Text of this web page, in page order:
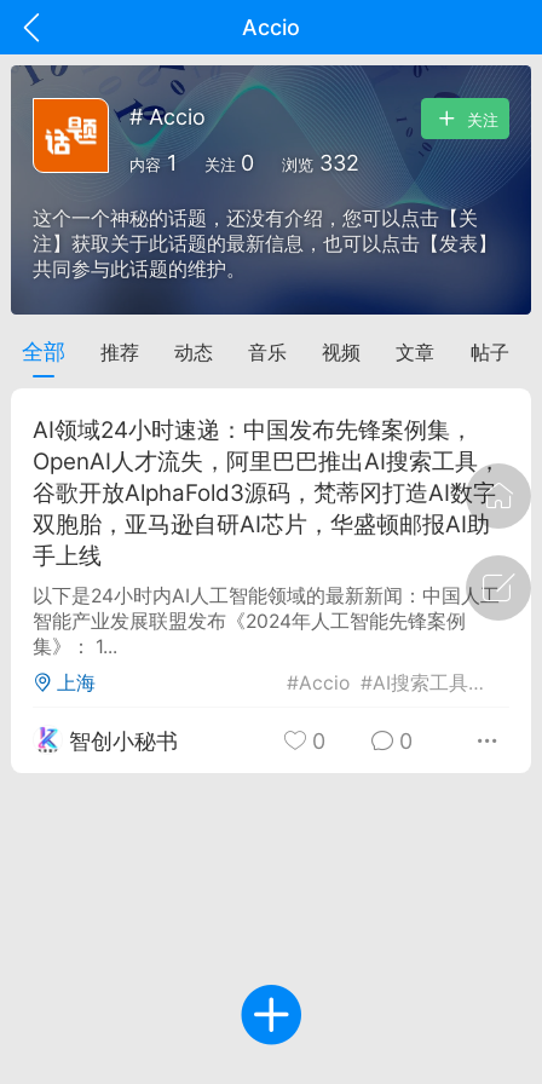
Accio
29 10:10 电脑端 智狐AI工作台
中英翻译
事想用上客户端...
#智狐AI工作台
1
聚合API
龙坤智创合作品牌
Max 的新默认模型，并成为
# Accio
内容 1 关注 0 浏览 332
关注
这个一个神秘的话题，还没有介绍，您可以点击【关
注】获取关于此话题的最新信息，也可以点击【发表】
共同参与此话题的维护。
全部 推荐 动态 音乐 视频 文章 帖子
AI领域24小时速递：中国发布先锋案例集，
OpenAI人才流失，阿里巴巴推出AI搜索工具，
谷歌开放AlphaFold3源码，梵蒂冈打造AI数字
双胞胎，亚马逊自研AI芯片，华盛顿邮报AI助
手上线
以下是24小时内AI人工智能领域的最新新闻：中国人工
智能产业发展联盟发布《2024年人工智能先锋案例
集》： 1...
上海
#Accio #AI搜索工具 #
智创小秘书 0 0